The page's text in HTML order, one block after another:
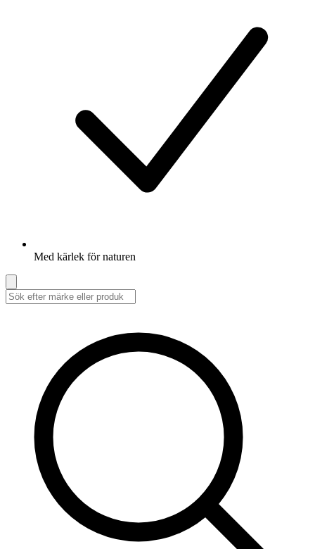
Med kärlek för naturen